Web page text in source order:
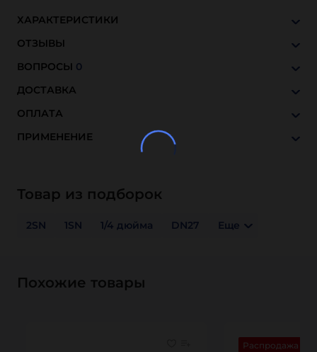
ХАРАКТЕРИСТИКИ
ОТЗЫВЫ
ВОПРОСЫ 0
ДОСТАВКА
ОПЛАТА
ПРИМЕНЕНИЕ
Товар из подборок
2SN 1SN 1/4 дюйма DN27 Еще
Похожие товары
Распродажа